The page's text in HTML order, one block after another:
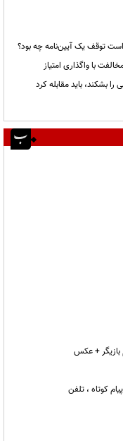
توقف یک آیین‌نامه چه بود؟
با واگذاری امتیاز
بشکند، باید مقابله کرد
بازیگر + عکس
کوتاه ، تلفن